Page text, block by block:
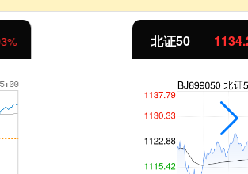
1.01%